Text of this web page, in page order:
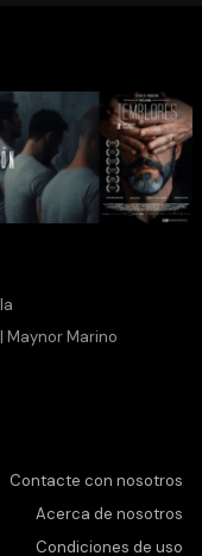
Marino
Contacte con nosotros
Acerca de nosotros
Condiciones de uso